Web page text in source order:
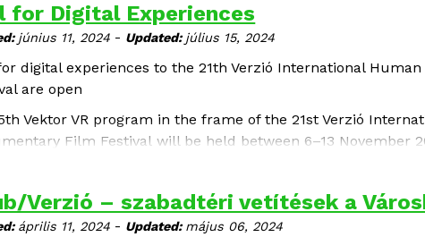
for Digital Experiences
június 11, 2024 - Updated:július 15, 2024
digital experiences to the 21th Verzió International
are open
Vektor VR program in the frame of the 21st Verzió
Film Festival will be held between 6–13 November
dates: November 6-13, 2024
Verzió – szabadtéri vetítések a
április 11, 2024 - Updated:május 06, 2024